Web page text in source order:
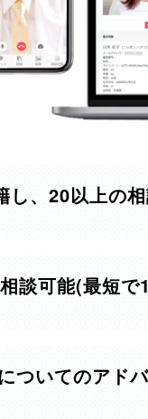
し、20以上の
談可能(最短で
ついてのアド